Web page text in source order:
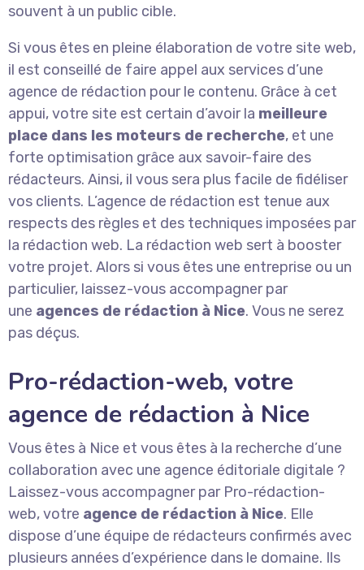
souvent à un public cible.
Si vous êtes en pleine élaboration de votre site web,
il est conseillé de faire appel aux services d’une
agence de rédaction pour le contenu. Grâce à cet
appui, votre site est certain d’avoir la meilleure
place dans les moteurs de recherche, et une
forte optimisation grâce aux savoir-faire des
rédacteurs. Ainsi, il vous sera plus facile de fidéliser
vos clients. L’agence de rédaction est tenue aux
respects des règles et des techniques imposées par
la rédaction web. La rédaction web sert à booster
votre projet. Alors si vous êtes une entreprise ou un
particulier, laissez-vous accompagner par
une agences de rédaction à Nice. Vous ne serez
pas déçus.
Pro-rédaction-web, votre
agence de rédaction à Nice
Vous êtes à Nice et vous êtes à la recherche d’une
collaboration avec une agence éditoriale digitale ?
Laissez-vous accompagner par Pro-rédaction-
web, votre agence de rédaction à Nice. Elle
dispose d’une équipe de rédacteurs confirmés avec
plusieurs années d’expérience dans le domaine. Ils